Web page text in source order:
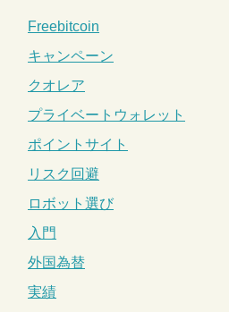
Freebitcoin
キャンペーン
クオレア
プライベートウォレット
ポイントサイト
リスク回避
ロボット選び
入門
外国為替
実績